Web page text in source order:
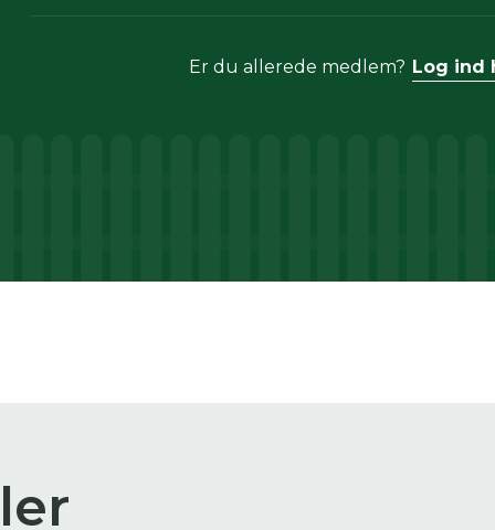
Er du allerede medlem? Log ind